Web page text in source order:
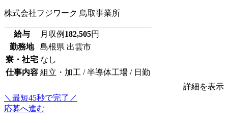
株式会社フジワーク 鳥取事業所
給与 月収例 182,505円
勤務地
島根県 出雲市
寮・社宅 なし
仕事内容 組立・加工 / 半導体工場 / 日勤
詳細を表示
＼最短45秒で完了／
応募へ進む